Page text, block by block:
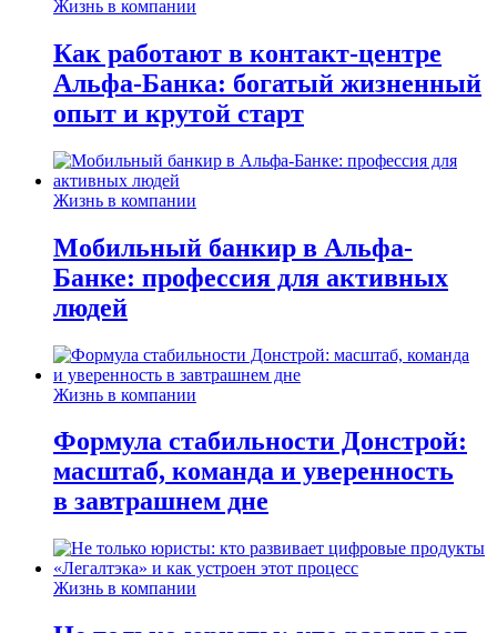
Жизнь в компании
Как работают в контакт-центре
Альфа-Банка: богатый жизненный
опыт и крутой старт
Жизнь в компании
Мобильный банкир в Альфа-
Банке: профессия для активных
людей
Жизнь в компании
Формула стабильности Донстрой:
масштаб, команда и уверенность
в завтрашнем дне
Жизнь в компании